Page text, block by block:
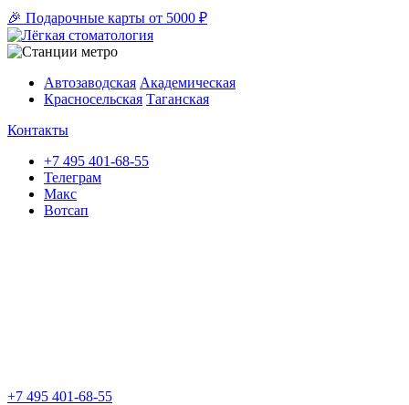
🎉 Подарочные карты от 5000 ₽
Автозаводская Академическая
Красносельская Таганская
Контакты
+7 495 401-68-55
Телеграм
Макс
Вотсап
+7 495 401-68-55